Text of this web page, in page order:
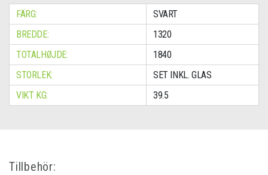
FÄRG:
SVART
BREDDE:
1320
TOTALHØJDE:
1840
STORLEK:
SET INKL. GLAS
VIKT KG:
39.5
Tillbehör: